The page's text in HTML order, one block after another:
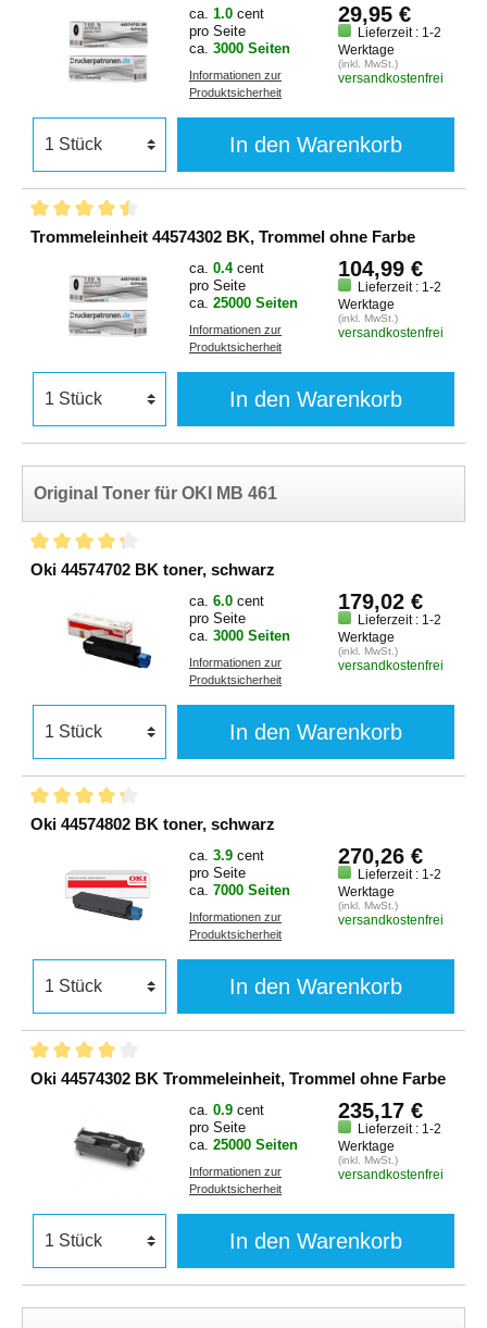
ca. 1.0 cent
pro Seite
ca. 3000 Seiten
Informationen zur
Produktsicherheit
29,95 €
Lieferzeit : 1-2
Werktage
(inkl. MwSt.)
versandkostenfrei
In den Warenkorb
Trommeleinheit 44574302 BK, Trommel ohne Farbe
ca. 0.4 cent
pro Seite
ca. 25000 Seiten
Informationen zur
Produktsicherheit
104,99 €
Lieferzeit : 1-2
Werktage
(inkl. MwSt.)
versandkostenfrei
In den Warenkorb
Original Toner für OKI MB 461
Oki 44574702 BK toner, schwarz
ca. 6.0 cent
pro Seite
ca. 3000 Seiten
Informationen zur
Produktsicherheit
179,02 €
Lieferzeit : 1-2
Werktage
(inkl. MwSt.)
versandkostenfrei
In den Warenkorb
Oki 44574802 BK toner, schwarz
ca. 3.9 cent
pro Seite
ca. 7000 Seiten
Informationen zur
Produktsicherheit
270,26 €
Lieferzeit : 1-2
Werktage
(inkl. MwSt.)
versandkostenfrei
In den Warenkorb
Oki 44574302 BK Trommeleinheit, Trommel ohne Farbe
ca. 0.9 cent
pro Seite
ca. 25000 Seiten
Informationen zur
Produktsicherheit
235,17 €
Lieferzeit : 1-2
Werktage
(inkl. MwSt.)
versandkostenfrei
In den Warenkorb